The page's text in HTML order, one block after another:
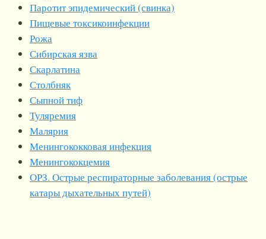
Паротит эпидемический (свинка)
Пищевые токсикоинфекции
Рожа
Сибирская язва
Скарлатина
Столбняк
Сыпной тиф
Туляремия
Малярия
Менингококковая инфекция
Менингококцемия
ОРЗ. Острые респираторные заболевания (острые
катары дыхательных путей)